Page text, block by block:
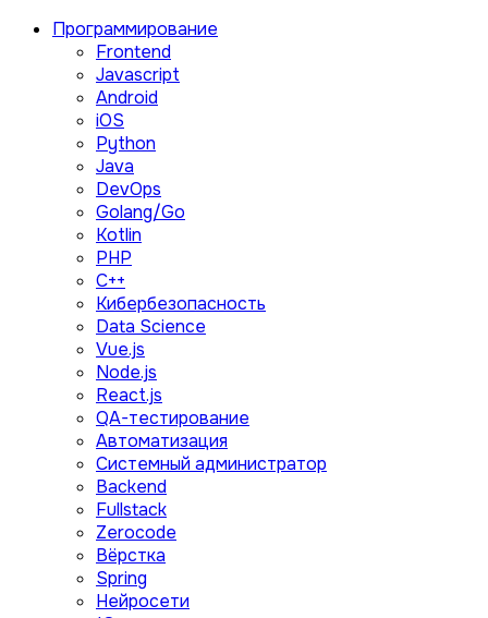
Программирование
Frontend
Javascript
Android
iOS
Python
Java
DevOps
Golang/Go
Kotlin
PHP
C++
Кибербезопасность
Data Science
Vue.js
Node.js
React.js
QA-тестирование
Автоматизация
Системный администратор
Backend
Fullstack
Zerocode
Вёрстка
Spring
Нейросети